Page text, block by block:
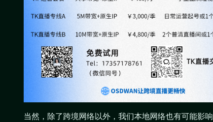
当然，除了跨境网络以外，我们本地网络也有可能影